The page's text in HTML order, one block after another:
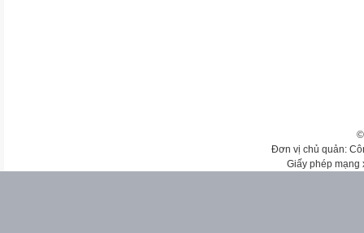
Đơn vị chủ quản:
Giấy phép mạng